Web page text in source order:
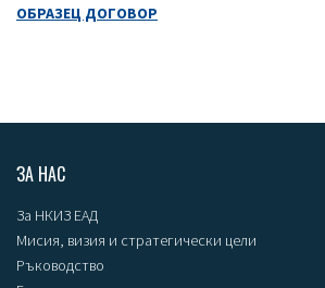
ОБРАЗЕЦ ДОГОВОР
ЗА НАС
За НКИЗ ЕАД
Мисия, визия и стратегически цели
Ръководство